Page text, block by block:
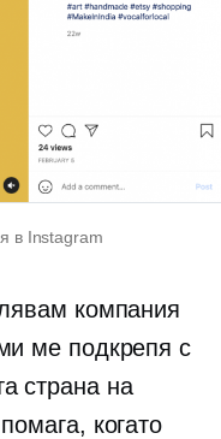
в Instagram
компания
ме подкрепя с
страна на
когато